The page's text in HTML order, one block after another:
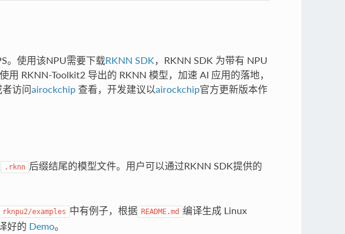
。使用该NPU需要下载RKNN SDK，RKNN SDK 为带有 NPU
RKNN-Toolkit2 导出的 RKNN 模型，加速 AI 应用的落地，
访问airockchip查看，开发建议以airockchip官方更新版本作
.rknn 后缀结尾的模型文件。用户可以通过RKNN SDK提供的
rknpu2/examples 中有例子，根据 README.md 编译生成 Linux
好的 Demo。